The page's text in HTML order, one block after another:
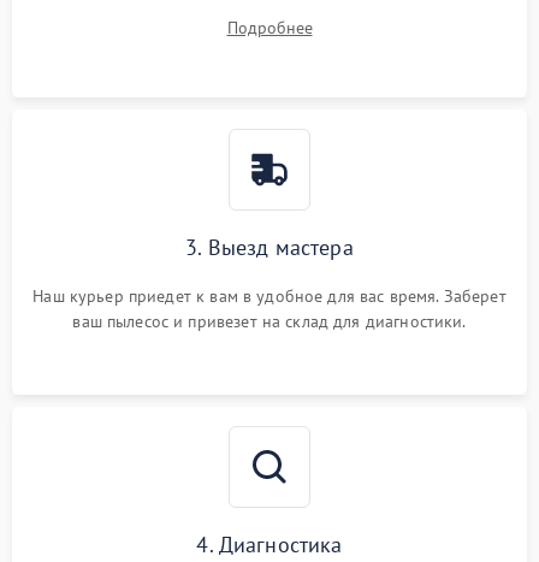
Подробнее
3. Выезд мастера
Наш курьер приедет к вам в удобное для вас время. Заберет
ваш пылесос и привезет на склад для диагностики.
4. Диагностика